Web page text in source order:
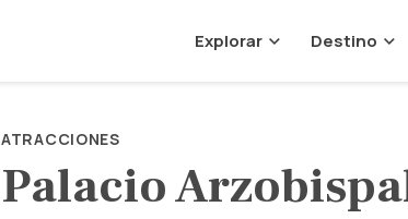
Explorar Destino
ATRACCIONES
Palacio